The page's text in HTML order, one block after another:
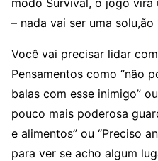
– nada vai ser uma solu,ão
Você vai precisar lidar
Pensamentos como “não
balas com esse inimigo”
pouco mais poderosa
e alimentos” ou “Preciso
para ver se acho algum